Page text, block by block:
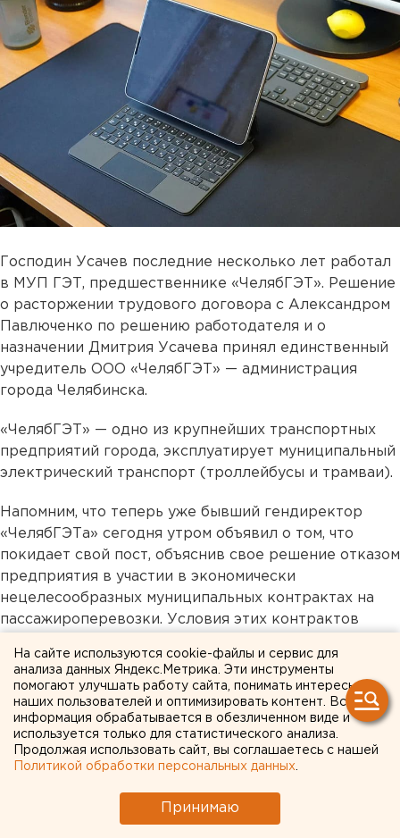
Господин Усачев последние несколько лет работал
в МУП ГЭТ, предшественнике «ЧелябГЭТ». Решение
о расторжении трудового договора с Александром
Павлюченко по решению работодателя и о
назначении Дмитрия Усачева принял единственный
учредитель ООО «ЧелябГЭТ» — администрация
города Челябинска.
«ЧелябГЭТ» — одно из крупнейших транспортных
предприятий города, эксплуатирует муниципальный
электрический транспорт (троллейбусы и трамваи).
Напомним, что теперь уже бывший гендиректор
«ЧелябГЭТа» сегодня утром объявил о том, что
покидает свой пост, объяснив свое решение отказом
предприятия в участии в экономически
нецелесообразных муниципальных контрактах на
пассажироперевозки. Условия этих контрактов
выполнимыми для предприятия.
На сайте используются cookie-файлы и сервис для
анализа данных Яндекс.Метрика. Эти инструменты
помогают улучшать работу сайта, понимать интересы
наших пользователей и оптимизировать контент. Вся
информация обрабатывается в обезличенном виде и
используется только для статистического анализа.
Продолжая использовать сайт, вы соглашаетесь с нашей
Политикой обработки персональных данных
Принимаю